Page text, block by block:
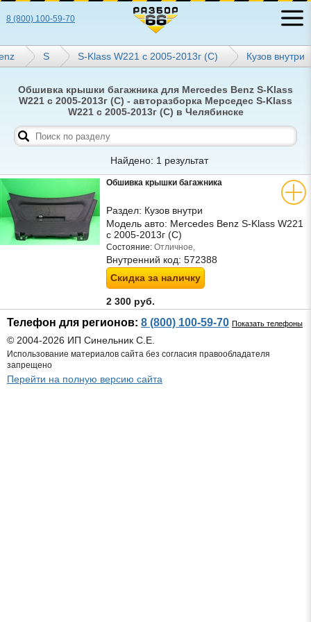
8 (800) 100-59-70
S S-Klass W221 с 2005-2013г (С) Кузов внутри
Обшивка крышки багажника для Mercedes Benz S-Klass
W221 с 2005-2013г (С) - авторазборка Мерседес S-Klass
W221 с 2005-2013г (С) в Челябинске
Найдено: 1 результат
Обшивка крышки багажника
Раздел: Кузов внутри
Модель авто: Mercedes Benz S-Klass W221
с 2005-2013г (С)
Состояние: Отличное,
Внутренний код: 572388
Скидка за наличку
2 300 руб.
Телефон для регионов: 8 (800) 100-59-70 Показать телефоны
© 2004-2026 ИП Синельник С.Е.
Использование материалов сайта без согласия правообладателя
запрещено
Перейти на полную версию сайта